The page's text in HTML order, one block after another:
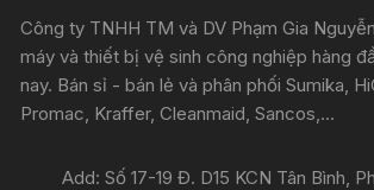
Công ty TNHH TM và DV Phạm Gia
máy và thiết bị vệ sinh công nghiệp hàng
nay. Bán sỉ - bán lẻ và phân phối Sumika,
Promac, Kraffer, Cleanmaid, Sancos,...
Add: Số 17-19 Đ. D15 KCN Tân Bình,